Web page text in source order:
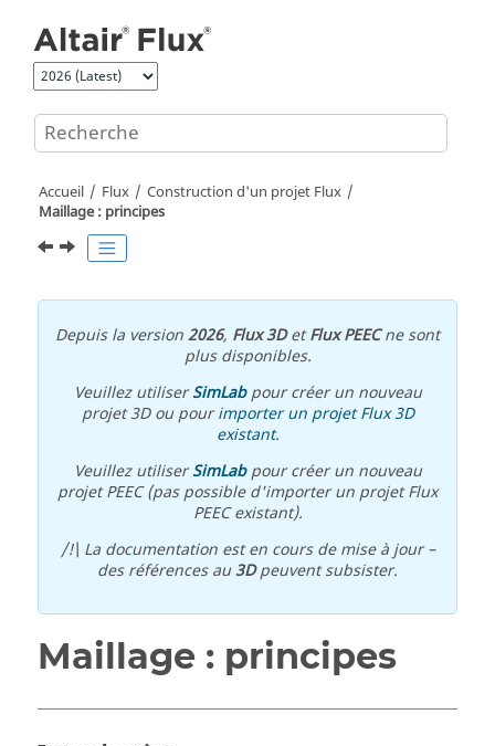
Accueil Flux
Construction d'un projet Flux
Maillage : principes
Depuis la version2026, Flux 3DetFlux PEECne sont
plus disponibles.
Veuillez utiliserSimLabpour créer un nouveau
projet 3D ou pourimporter un projet Flux 3D
existant.
Veuillez utiliserSimLabpour créer un nouveau
projet PEEC (pas possible d'importer un projet Flux
PEEC existant).
/!\ La documentation est en cours de mise à jour –
des références au3Dpeuvent subsister.
Maillage : principes